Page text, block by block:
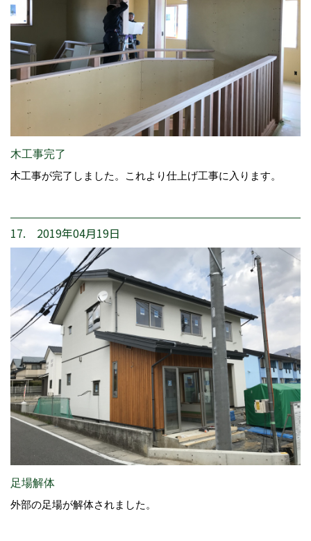
木工事完了
木工事が完了しました。これより仕上げ工事に入ります。
17. 2019年04月19日
足場解体
外部の足場が解体されました。